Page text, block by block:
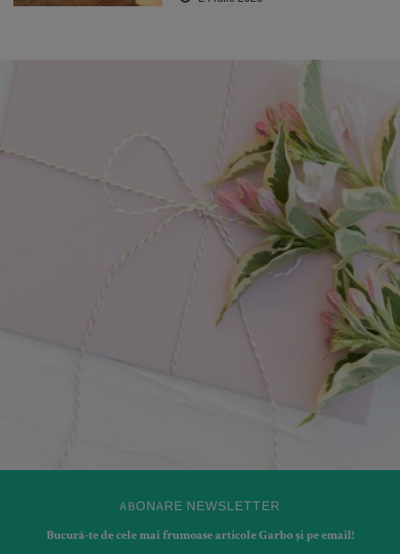
ABONARE NEWSLETTER
Bucură-te de cele mai frumoase articole Garbo și pe email!